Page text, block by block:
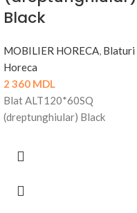
Black
MOBILIER HORECA, Blaturi
Horeca
2 360 MDL
Blat ALT120*60SQ
(dreptunghiular) Black